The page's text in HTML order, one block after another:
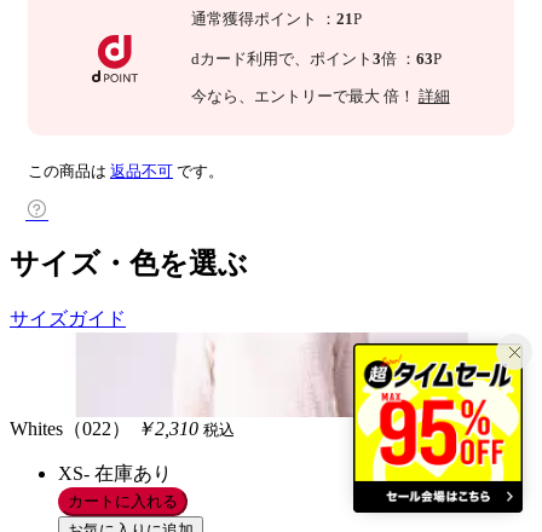
通常獲得ポイント ： 21P
dカード利用で、 ポイント 3倍 ： 63P
今なら 、エントリーで最大 倍！ 詳細
この商品は 返品不可 です。
サイズ・色を選ぶ
サイズガイド
Whites（022） ￥2,310 税込
XS- 在庫あり
カートに入れる